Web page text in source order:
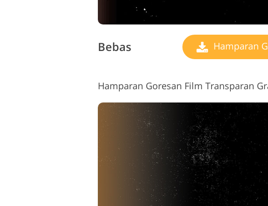
Bebas Hamparan